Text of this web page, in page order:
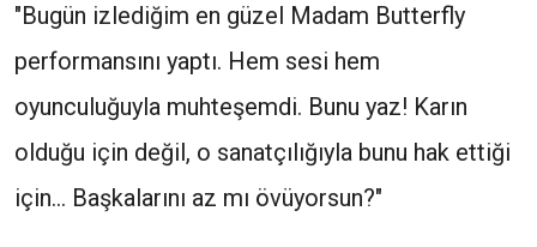
"Bugün izlediğim en güzel Madam Butterfly
performansını yaptı. Hem sesi hem
oyunculuğuyla muhteşemdi. Bunu yaz! Karın
olduğu için değil, o sanatçılığıyla bunu hak ettiği
için... Başkalarını az mı övüyorsun?"